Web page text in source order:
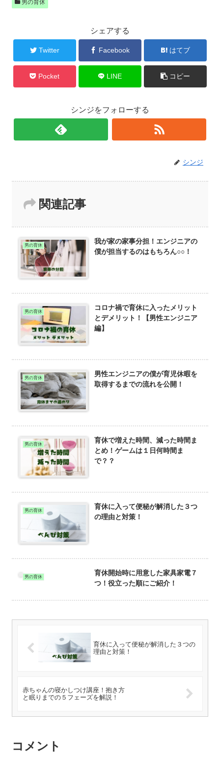
男の育休
シェアする
Twitter Facebook はてブ
Pocket LINE コピー
シンジをフォローする
シンジ
関連記事
男の育休
我が家の家事分担！エンジニアの
僕が担当するのはもちろん○○！
男の育休
コロナ禍で育休に入ったメリット
とデメリット！【男性エンジニア
編】
男の育休
男性エンジニアの僕が育児休暇を
取得するまでの流れを公開！
男の育休
育休で増えた時間、減った時間ま
とめ！ゲームは１日何時間ま
で？？
男の育休
育休に入って便秘が解消した３つ
の理由と対策！
男の育休
育休開始時に用意した家具家電７
つ！役立った順にご紹介！
育休に入って便秘が解消した３つの
理由と対策！
赤ちゃんの寝かしつけ講座！抱き方
と眠りまでの５フェーズを解説！
コメント